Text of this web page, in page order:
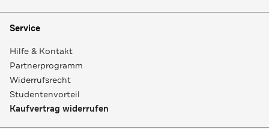
Service
Hilfe & Kontakt
Partnerprogramm
Widerrufsrecht
Studentenvorteil
Kaufvertrag widerrufen